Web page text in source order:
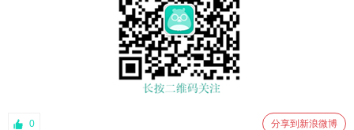
0 分享到新浪微博